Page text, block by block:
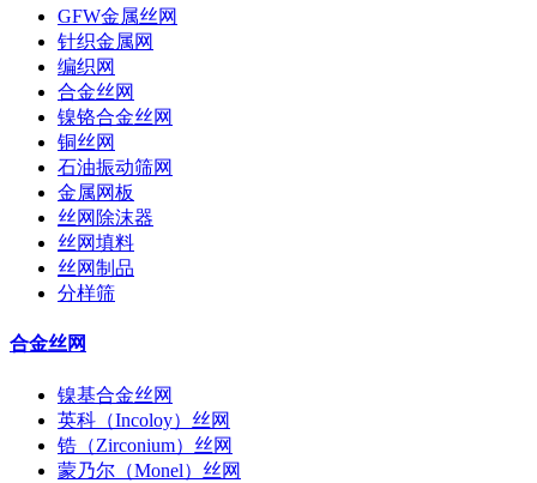
GFW金属丝网
针织金属网
编织网
合金丝网
镍铬合金丝网
铜丝网
石油振动筛网
金属网板
丝网除沫器
丝网填料
丝网制品
分样筛
合金丝网
镍基合金丝网
英科（Incoloy）丝网
锆（Zirconium）丝网
蒙乃尔（Monel）丝网